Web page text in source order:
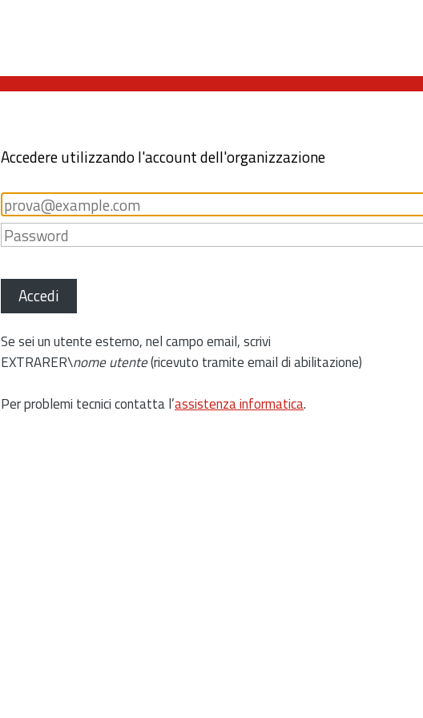
Accedere utilizzando l'account dell'organizzazione
Accedi
Se sei un utente esterno, nel campo email, scrivi
EXTRARER\nome utente(ricevuto tramite email di abilitazione)
Per problemi tecnici contatta l’assistenza informatica.